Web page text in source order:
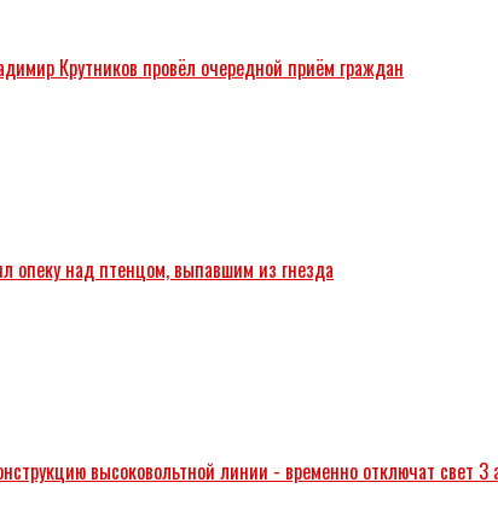
Крутников провёл очередной приём граждан
опеку над птенцом, выпавшим из гнезда
высоковольтной линии - временно отключат свет 3